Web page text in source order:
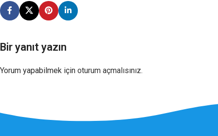
Bir yanıt yazın
Yorum yapabilmek için oturum açmalısınız.